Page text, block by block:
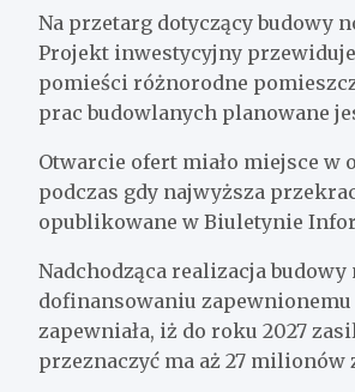
Na przetarg dotyczący budowy
Projekt inwestycyjny
pomieści różnorodne
prac budowlanych planowane
Otwarcie ofert miało miejsce w
podczas gdy najwyższa
opublikowane w Biuletynie
Nadchodząca realizacja
dofinansowaniu
zapewniała, iż do roku 2027
przeznaczyć ma aż 27 milionów